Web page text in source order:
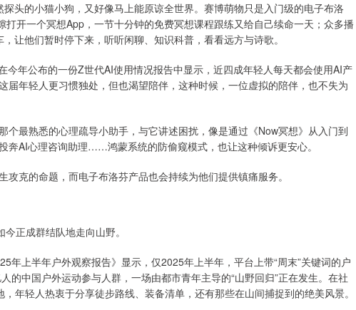
头的小猫小狗，又好像马上能原谅全世界。赛博萌物只是入门级的电子布洛
开一个冥想App，一节十分钟的免费冥想课程跟练又给自己续命一天；众多播
让他们暂时停下来，听听闲聊、知识科普，看看远方与诗歌。
今年公布的一份Z世代AI使用情况报告中显示，近四成年轻人每天都会使用AI产
届年轻人更习惯独处，但也渴望陪伴，这种时候，一位虚拟的陪伴，也不失为
个最熟悉的心理疏导小助手，与它讲述困扰，像是通过《Now冥想》从入门到
奔AI心理咨询助理……鸿蒙系统的防偷窥模式，也让这种倾诉更安心。
克的命题，而电子布洛芬产品也会持续为他们提供镇痛服务。
正成群结队地走向山野。
年上半年户外观察报告》显示，仅2025年上半年，平台上带“周末”关键词的户
的中国户外运动参与人群，一场由都市青年主导的“山野回归”正在发生。在社
年轻人热衷于分享徒步路线、装备清单，还有那些在山间捕捉到的绝美风景。